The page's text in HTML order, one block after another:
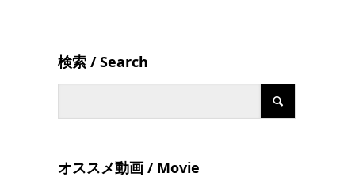
検索 / Search
オススメ動画 / Movie